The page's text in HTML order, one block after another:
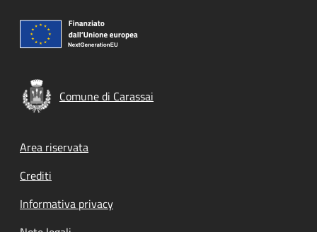
Comune di Carassai
Footer menu
Area riservata
Crediti
Informativa privacy